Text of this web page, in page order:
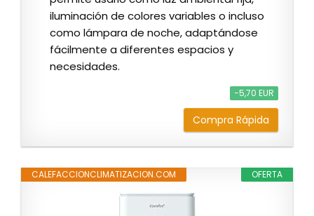
iluminación de colores variables o incluso
como lámpara de noche, adaptándose
fácilmente a diferentes espacios y
necesidades.
−5,70 EUR
Compra Rápida
OFERTA
CALEFACCIONCLIMATIZACION.COM